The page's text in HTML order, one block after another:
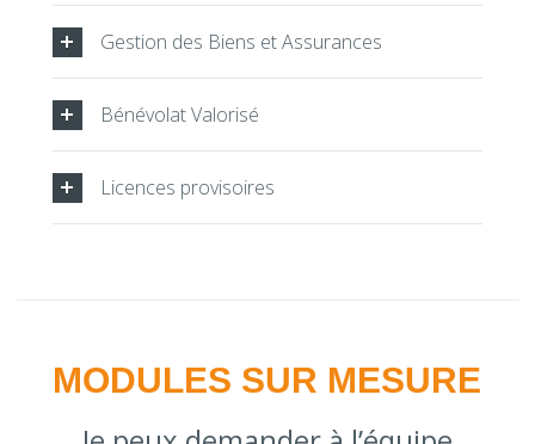
Gestion des Biens et Assurances
Bénévolat Valorisé
Licences provisoires
MODULES SUR MESURE